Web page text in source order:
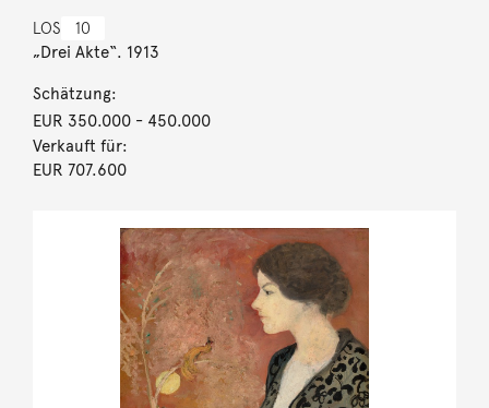
LOS 10
„Drei Akte“. 1913
Schätzung:
EUR 350.000- 450.000
Verkauft für:
EUR 707.600